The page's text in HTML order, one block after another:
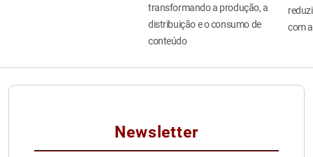
transformando a produção, a
distribuição e o consumo de
conteúdo
com
Newsletter